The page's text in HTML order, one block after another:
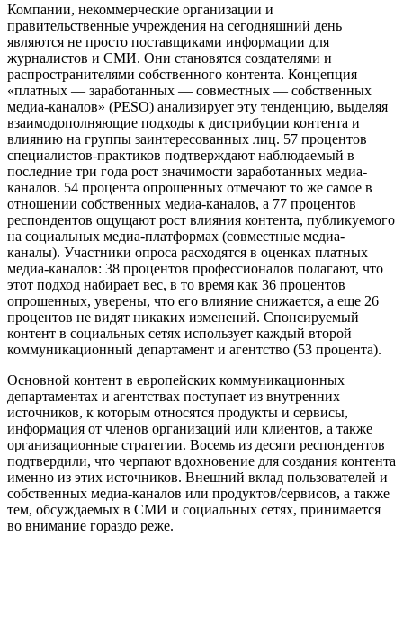
Компании, некоммерческие организации и
правительственные учреждения на сегодняшний день
являются не просто поставщиками информации для
журналистов и СМИ. Они становятся создателями и
распространителями собственного контента. Концепция
«платных — заработанных — совместных — собственных
медиа-каналов» (PESO) анализирует эту тенденцию, выделяя
взаимодополняющие подходы к дистрибуции контента и
влиянию на группы заинтересованных лиц. 57 процентов
специалистов-практиков подтверждают наблюдаемый в
последние три года рост значимости заработанных медиа-
каналов. 54 процента опрошенных отмечают то же самое в
отношении собственных медиа-каналов, а 77 процентов
респондентов ощущают рост влияния контента, публикуемого
на социальных медиа-платформах (совместные медиа-
каналы). Участники опроса расходятся в оценках платных
медиа-каналов: 38 процентов профессионалов полагают, что
этот подход набирает вес, в то время как 36 процентов
опрошенных, уверены, что его влияние снижается, а еще 26
процентов не видят никаких изменений. Спонсируемый
контент в социальных сетях использует каждый второй
коммуникационный департамент и агентство (53 процента).
Основной контент в европейских коммуникационных
департаментах и агентствах поступает из внутренних
источников, к которым относятся продукты и сервисы,
информация от членов организаций или клиентов, а также
организационные стратегии. Восемь из десяти респондентов
подтвердили, что черпают вдохновение для создания контента
именно из этих источников. Внешний вклад пользователей и
собственных медиа-каналов или продуктов/сервисов, а также
тем, обсуждаемых в СМИ и социальных сетях, принимается
во внимание гораздо реже.